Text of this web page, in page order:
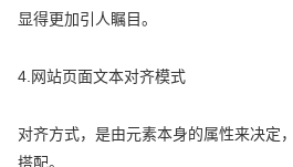
显得更加引人瞩目。
4.网站页面文本对齐模式
对齐方式，是由元素本身的属性来决定
搭配。